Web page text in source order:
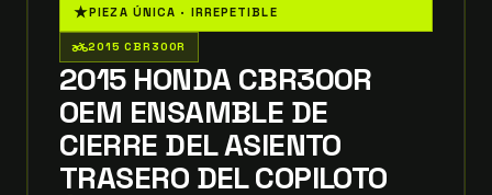
★PIEZA ÚNICA · IRREPETIBLE
two_wheeler2015 CBR300R
2015 HONDA CBR300R
OEM ENSAMBLE DE
CIERRE DEL ASIENTO
TRASERO DEL COPILOTO